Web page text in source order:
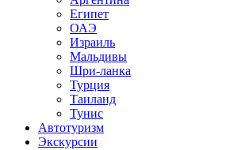
Египет
ОАЭ
Израиль
Мальдивы
Шри-ланка
Турция
Таиланд
Тунис
Автотуризм
Экскурсии